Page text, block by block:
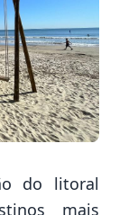
do litoral
mais